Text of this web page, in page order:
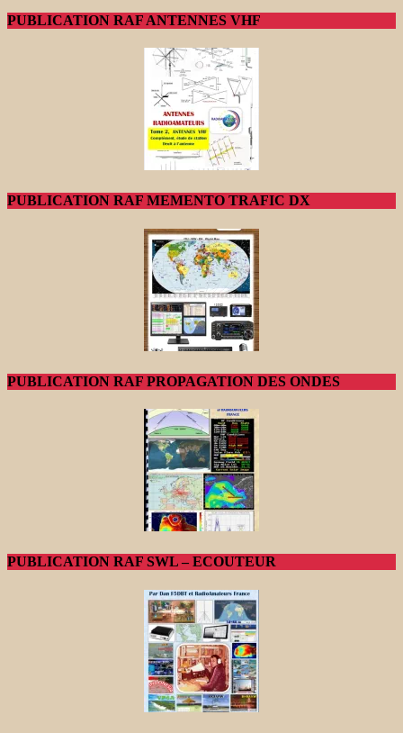
PUBLICATION RAF ANTENNES VHF
PUBLICATION RAF MEMENTO TRAFIC DX
PUBLICATION RAF PROPAGATION DES ONDES
PUBLICATION RAF SWL – ECOUTEUR